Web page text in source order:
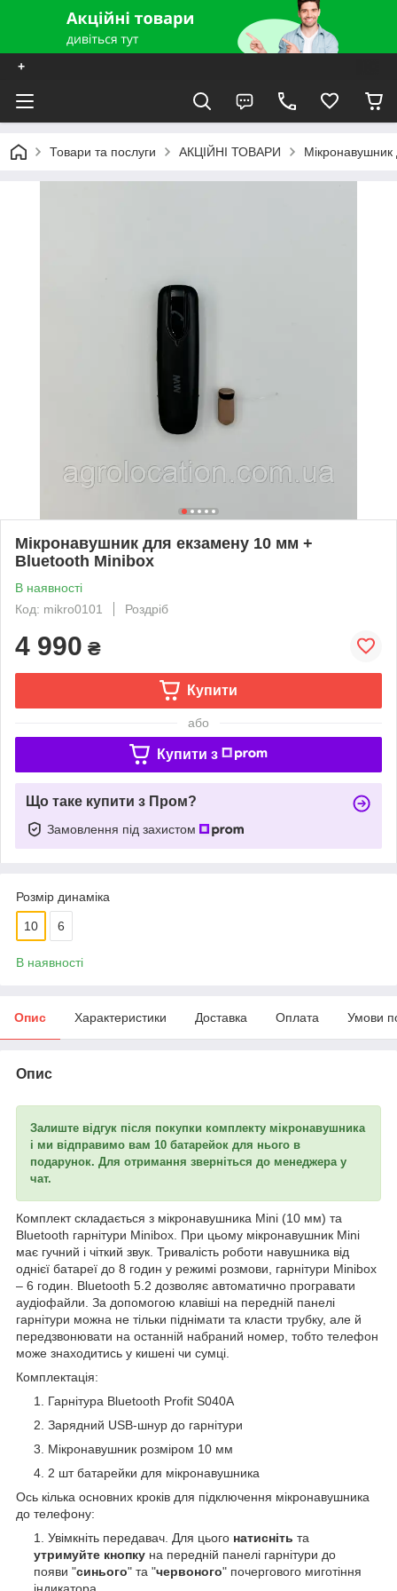
+
Товари та послуги АКЦІЙНІ ТОВАРИ
Мікронавушник для екзамену 10 мм +
Bluetooth Minibox
В наявності
Код: mikro0101
Роздріб
4 990 ₴
Купити
або
Купити з
Що таке купити з Пром?
Замовлення під захистом
Розмір динаміка
10 6
В наявності
Опис Характеристики Доставка Оплата Умови
Опис
Залиште відгук після покупки комплекту мікронавушника
і ми відправимо вам 10 батарейок для нього в
подарунок. Для отримання зверніться до менеджера у
чат.
Комплект складається з мікронавушника Mini (10 мм) та
Bluetooth гарнітури Minibox. При цьому мікронавушник Mini
має гучний і чіткий звук. Тривалість роботи навушника від
однієї батареї до 8 годин у режимі розмови, гарнітури Minibox
– 6 годин. Bluetooth 5.2 дозволяє автоматично програвати
аудіофайли. За допомогою клавіші на передній панелі
гарнітури можна не тільки піднімати та класти трубку, але й
передзвонювати на останній набраний номер, тобто телефон
може знаходитись у кишені чи сумці.
Комплектація:
Гарнітура Bluetooth Profit S040A
Зарядний USB-шнур до гарнітури
Мікронавушник розміром 10 мм
2 шт батарейки для мікронавушника
Ось кілька основних кроків для підключення мікронавушника
до телефону:
Увімкніть передавач. Для цього натисніть та
утримуйте кнопку на передній панелі гарнітури до
появи "синього" та "червоного" почергового миготіння
індикатора.